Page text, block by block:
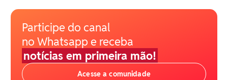
Participe do canal
no Whatsapp e receba
notícias em primeira mão!
Acesse a comunidade